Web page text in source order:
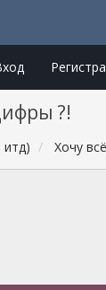
?!
итд) Хочу